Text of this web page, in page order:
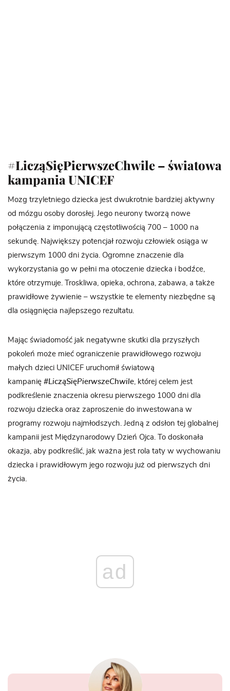
#LicząSięPierwszeChwile – światowa
kampania UNICEF
Mozg trzyletniego dziecka jest dwukrotnie bardziej aktywny
od mózgu osoby dorosłej. Jego neurony tworzą nowe
połączenia z imponującą częstotliwością 700 – 1000 na
sekundę. Największy potencjał rozwoju człowiek osiąga w
pierwszym 1000 dni życia. Ogromne znaczenie dla
wykorzystania go w pełni ma otoczenie dziecka i bodźce,
które otrzymuje. Troskliwa, opieka, ochrona, zabawa, a także
prawidłowe żywienie – wszystkie te elementy niezbędne są
dla osiągnięcia najlepszego rezultatu.
Mając świadomość jak negatywne skutki dla przyszłych
pokoleń może mieć ograniczenie prawidłowego rozwoju
małych dzieci UNICEF uruchomił światową
kampanię #LicząSięPierwszeChwile , której celem jest
podkreślenie znaczenia okresu pierwszego 1000 dni dla
rozwoju dziecka oraz zaproszenie do inwestowana w
programy rozwoju najmłodszych. Jedną z odsłon tej globalnej
kampanii jest Międzynarodowy Dzień Ojca. To doskonała
okazja, aby podkreślić, jak ważna jest rola taty w wychowaniu
dziecka i prawidłowym jego rozwoju już od pierwszych dni
życia.
ad